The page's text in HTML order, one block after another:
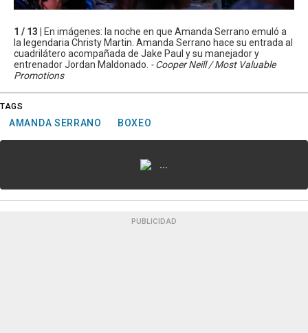
1 / 13 |
En imágenes: la noche en que Amanda Serrano emuló a
la legendaria Christy Martin. Amanda Serrano hace su entrada al
cuadrilátero acompañada de Jake Paul y su manejador y
entrenador Jordan Maldonado. - Cooper Neill / Most Valuable
Promotions
TAGS
AMANDA SERRANO BOXEO
...
PUBLICIDAD